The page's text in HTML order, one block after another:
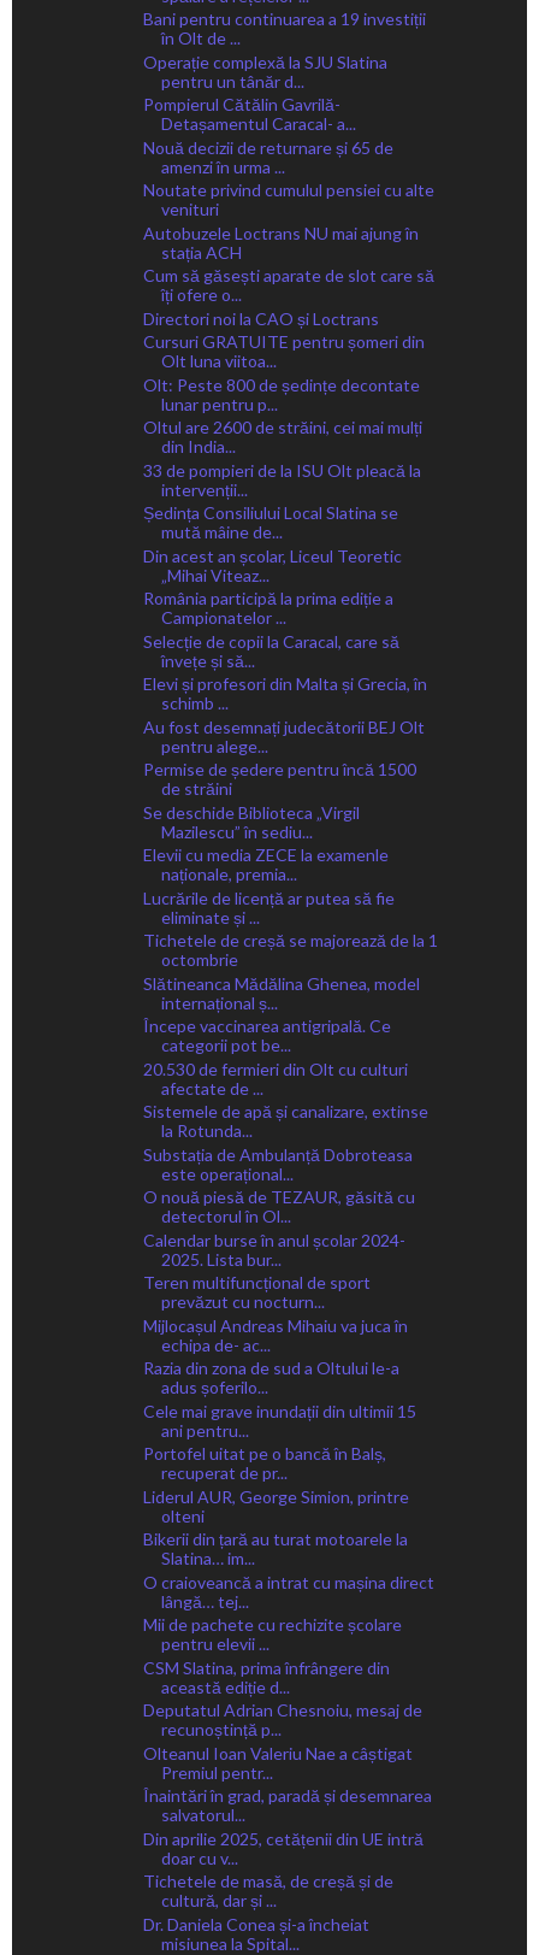
Bani pentru continuarea a 19 investiții
în Olt de ...
Operație complexă la SJU Slatina
pentru un tânăr d...
Pompierul Cătălin Gavrilă-
Detașamentul Caracal- a...
Nouă decizii de returnare și 65 de
amenzi în urma ...
Noutate privind cumulul pensiei cu alte
venituri
Autobuzele Loctrans NU mai ajung în
stația ACH
Cum să găsești aparate de slot care să
îți ofere o...
Directori noi la CAO și Loctrans
Cursuri GRATUITE pentru șomeri din
Olt luna viitoa...
Olt: Peste 800 de ședințe decontate
lunar pentru p...
Oltul are 2600 de străini, cei mai mulți
din India...
33 de pompieri de la ISU Olt pleacă la
intervenții...
Ședința Consiliului Local Slatina se
mută mâine de...
Din acest an școlar, Liceul Teoretic
„Mihai Viteaz...
România participă la prima ediție a
Campionatelor ...
Selecție de copii la Caracal, care să
învețe și să...
Elevi și profesori din Malta și Grecia, în
schimb ...
Au fost desemnați judecătorii BEJ Olt
pentru alege...
Permise de ședere pentru încă 1500
de străini
Se deschide Biblioteca „Virgil
Mazilescu” în sediu...
Elevii cu media ZECE la examenle
naționale, premia...
Lucrările de licență ar putea să fie
eliminate și ...
Tichetele de creșă se majorează de la 1
octombrie
Slătineanca Mădălina Ghenea, model
internațional ș...
Începe vaccinarea antigripală. Ce
categorii pot be...
20.530 de fermieri din Olt cu culturi
afectate de ...
Sistemele de apă și canalizare, extinse
la Rotunda...
Substația de Ambulanță Dobroteasa
este operațional...
O nouă piesă de TEZAUR, găsită cu
detectorul în Ol...
Calendar burse în anul școlar 2024-
2025. Lista bur...
Teren multifuncțional de sport
prevăzut cu nocturn...
Mijlocașul Andreas Mihaiu va juca în
echipa de- ac...
Razia din zona de sud a Oltului le-a
adus șoferilo...
Cele mai grave inundații din ultimii 15
ani pentru...
Portofel uitat pe o bancă în Balș,
recuperat de pr...
Liderul AUR, George Simion, printre
olteni
Bikerii din țară au turat motoarele la
Slatina… im...
O craioveancă a intrat cu mașina direct
lângă… tej...
Mii de pachete cu rechizite școlare
pentru elevii ...
CSM Slatina, prima înfrângere din
această ediție d...
Deputatul Adrian Chesnoiu, mesaj de
recunoștință p...
Olteanul Ioan Valeriu Nae a câștigat
Premiul pentr...
Înaintări în grad, paradă și desemnarea
salvatorul...
Din aprilie 2025, cetățenii din UE intră
doar cu v...
Tichetele de masă, de creșă și de
cultură, dar și ...
Dr. Daniela Conea și-a încheiat
misiunea la Spital...